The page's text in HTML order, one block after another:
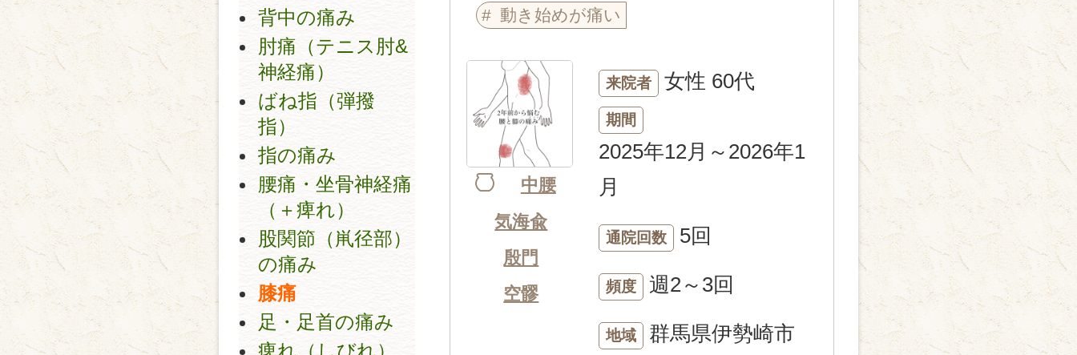
動き始めが痛い
中腰
気海兪
殷門
空髎
来院者 女性 60代
期間
2025年12月～2026年1
月
通院回数 5回
頻度 週2～3回
地域 群馬県伊勢崎市
背中の痛み
肘痛（テニス肘&
神経痛）
ばね指（弾撥
指）
指の痛み
腰痛・坐骨神経痛
（＋痺れ）
股関節（鼡径部）
の痛み
膝痛
足・足首の痛み
痺れ（しびれ）